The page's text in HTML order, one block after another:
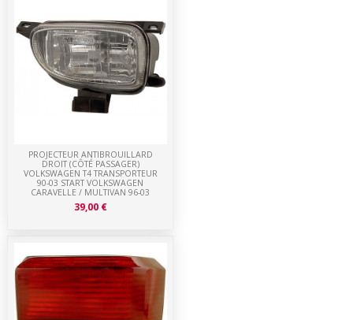
PROJECTEUR ANTIBROUILLARD
DROIT (CÔTÉ PASSAGER)
VOLKSWAGEN T4 TRANSPORTEUR
90-03 START VOLKSWAGEN
CARAVELLE / MULTIVAN 96-03
39,00 €